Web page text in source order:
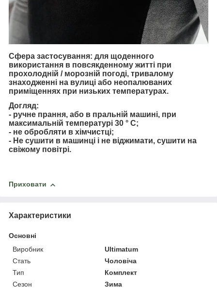
Сфера застосування: для щоденного
використання в повсякденному житті при
прохолодній / морозній погоді, тривалому
знаходженні на вулиці або неопалюваних
приміщеннях при низьких температурах.
Догляд:
- ручне прання, або в пральній машині, при
максимальній температурі 30 ° C;
- не обробляти в хімчистці;
- Не сушити в машинці і не віджимати, сушити на
свіжому повітрі.
Приховати
Характеристики
Основні
Виробник
Ultimatum
Стать
Чоловіча
Тип
Комплект
Сезон
Зима